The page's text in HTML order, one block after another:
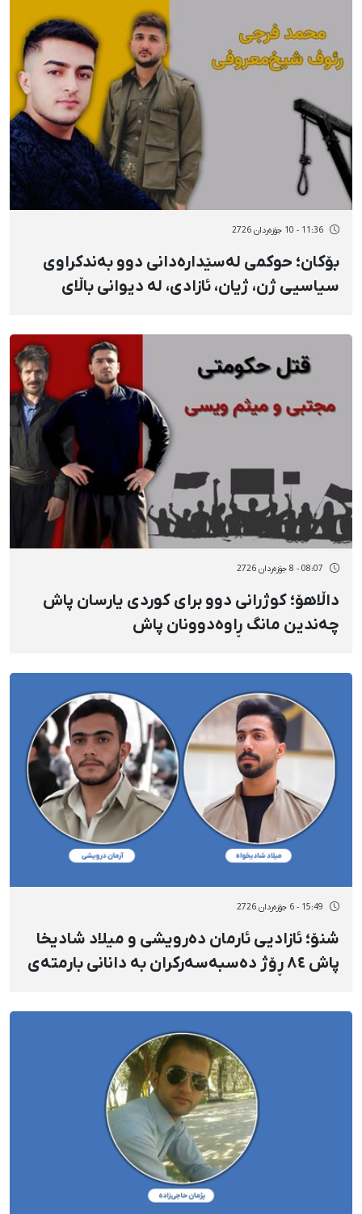
11:36 - 10 جۆزەردان 2726
بۆکان؛ حوکمی لەسێدارەدانی دوو بەندکراوی
سیاسیی ژن، ژیان، ئازادی، لە دیوانی باڵای
ڕەئووف شێخ‌مەعرووفی
08:07 - 8 جۆزەردان 2726
داڵاهۆ؛ کوژرانی دوو برای کوردی یارسان پاش
چەندین مانگ ڕاوەدوونان پاش
وەیسی
15:49 - 6 جۆزەردان 2726
شنۆ؛ ئازادیی ئارمان دەرویشی و میلاد شادیخا
پاش ٨٤ ڕۆژ دەسبەسەرکران بە دانانی بارمتەی